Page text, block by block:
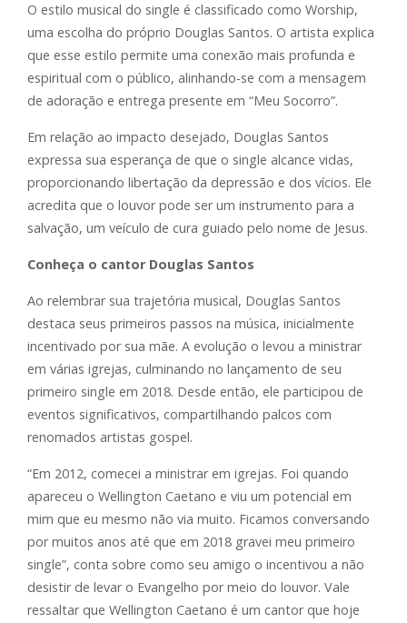
O estilo musical do single é classificado como Worship,
uma escolha do próprio Douglas Santos. O artista explica
que esse estilo permite uma conexão mais profunda e
espiritual com o público, alinhando-se com a mensagem
de adoração e entrega presente em “Meu Socorro”.
Em relação ao impacto desejado, Douglas Santos
expressa sua esperança de que o single alcance vidas,
proporcionando libertação da depressão e dos vícios. Ele
acredita que o louvor pode ser um instrumento para a
salvação, um veículo de cura guiado pelo nome de Jesus.
Conheça o cantor Douglas Santos
Ao relembrar sua trajetória musical, Douglas Santos
destaca seus primeiros passos na música, inicialmente
incentivado por sua mãe. A evolução o levou a ministrar
em várias igrejas, culminando no lançamento de seu
primeiro single em 2018. Desde então, ele participou de
eventos significativos, compartilhando palcos com
renomados artistas gospel.
“Em 2012, comecei a ministrar em igrejas. Foi quando
apareceu o Wellington Caetano e viu um potencial em
mim que eu mesmo não via muito. Ficamos conversando
por muitos anos até que em 2018 gravei meu primeiro
single”, conta sobre como seu amigo o incentivou a não
desistir de levar o Evangelho por meio do louvor. Vale
ressaltar que Wellington Caetano é um cantor que hoje